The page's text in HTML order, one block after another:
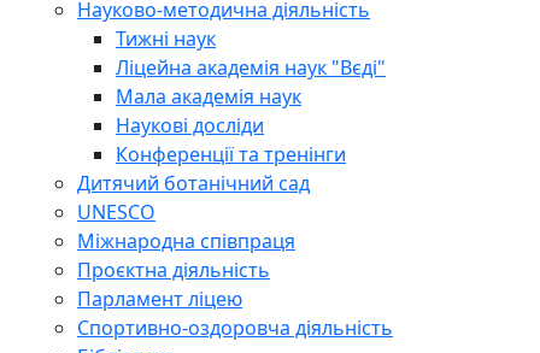
Науково-методична діяльність
Тижні наук
Ліцейна академія наук "Вєді"
Мала академія наук
Наукові досліди
Конференції та тренінги
Дитячий ботанічний сад
UNESCO
Міжнародна співпраця
Проєктна діяльність
Парламент ліцею
Спортивно-оздоровча діяльність